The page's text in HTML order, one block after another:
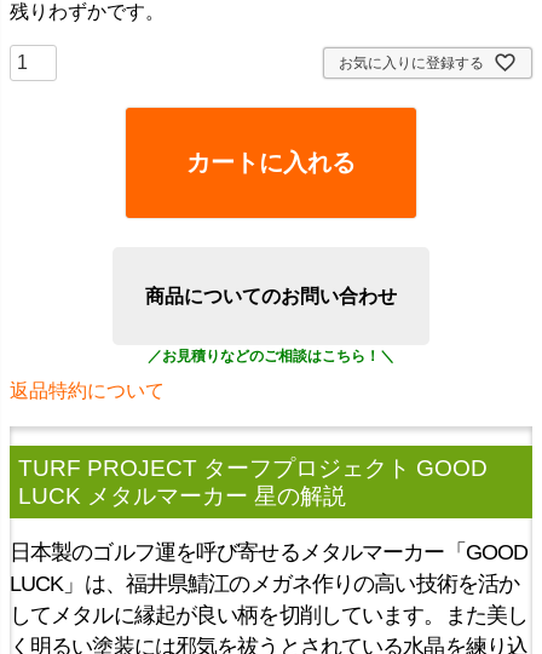
残りわずかです。
お気に入りに登録する
カートに入れる
商品についてのお問い合わせ
返品特約について
TURF PROJECT ターフプロジェクト GOOD
LUCK メタルマーカー 星の解説
日本製のゴルフ運を呼び寄せるメタルマーカー「GOOD
LUCK」は、福井県鯖江のメガネ作りの高い技術を活か
してメタルに縁起が良い柄を切削しています。また美し
く明るい塗装には邪気を祓うとされている水晶を練り込